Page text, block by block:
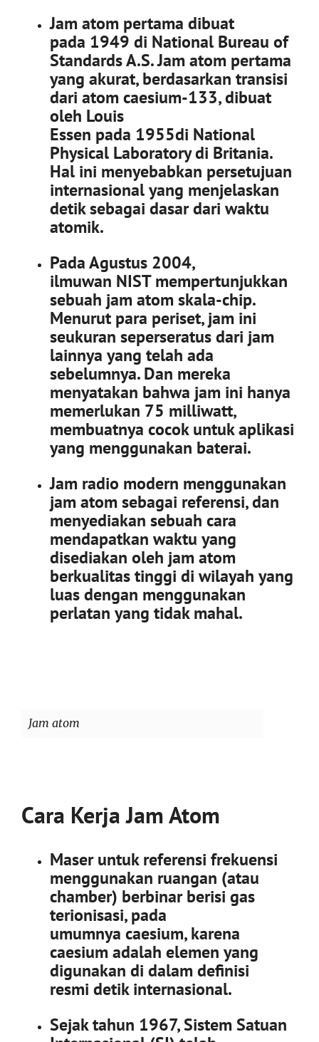
Jam atom pertama dibuat
pada 1949 di National Bureau of
Standards A.S. Jam atom pertama
yang akurat, berdasarkan transisi
dari atom caesium-133, dibuat
oleh Louis
Essen pada 1955di National
Physical Laboratory di Britania.
Hal ini menyebabkan persetujuan
internasional yang menjelaskan
detik sebagai dasar dari waktu
atomik.
Pada Agustus 2004,
ilmuwan NIST mempertunjukkan
sebuah jam atom skala-chip.
Menurut para periset, jam ini
seukuran seperseratus dari jam
lainnya yang telah ada
sebelumnya. Dan mereka
menyatakan bahwa jam ini hanya
memerlukan 75 milliwatt,
membuatnya cocok untuk aplikasi
yang menggunakan baterai.
Jam radio modern menggunakan
jam atom sebagai referensi, dan
menyediakan sebuah cara
mendapatkan waktu yang
disediakan oleh jam atom
berkualitas tinggi di wilayah yang
luas dengan menggunakan
perlatan yang tidak mahal.
Jam atom
Cara Kerja Jam Atom
Maser untuk referensi frekuensi
menggunakan ruangan (atau
chamber) berbinar berisi gas
terionisasi, pada
umumnya caesium, karena
caesium adalah elemen yang
digunakan di dalam definisi
resmi detik internasional.
Sejak tahun 1967, Sistem Satuan